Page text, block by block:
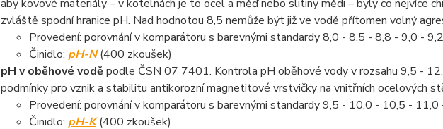
aby kovové materiály – v kotelnách je to ocel a měď nebo slitiny mědi – byly co nejvíce
zvláště spodní hranice pH. Nad hodnotou 8,5 nemůže být již ve vodě přítomen volný
Provedení: porovnání v komparátoru s barevnými standardy 8,0 - 8,5 - 8,8 - 9,0 -
Činidlo: pH-N (400 zkoušek)
pH v oběhové vodě podle ČSN 07 7401. Kontrola pH oběhové vody v rozsahu 9,5 -
podmínky pro vznik a stabilitu antikorozní magnetitové vrstvičky na vnitřních ocelových
Provedení: porovnání v komparátoru s barevnými standardy 9,5 - 10,0 - 10,5 -
Činidlo: pH-K (400 zkoušek)